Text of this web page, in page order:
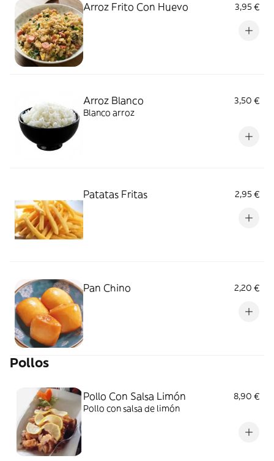
Arroz Frito Con Huevo 3,95 €
Arroz Blanco
3,50 €
Blanco arroz
Patatas Fritas 2,95 €
Pan Chino 2,20 €
Pollos
Pollo Con Salsa Limón
8,90 €
Pollo con salsa de limón